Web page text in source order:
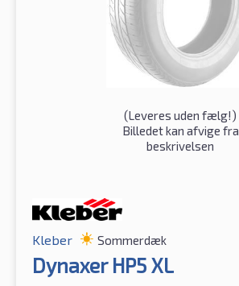
(Leveres uden fælg!)
Billedet kan afvige fra
beskrivelsen
Kleber Sommerdæk
Dynaxer HP5 XL